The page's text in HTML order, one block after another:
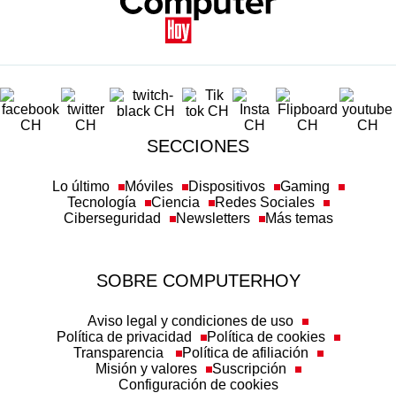
SECCIONES
Lo último Móviles Dispositivos
Gaming
Tecnología
Ciencia
Redes Sociales
Ciberseguridad
Newsletters Más temas
SOBRE COMPUTERHOY
Aviso legal y condiciones de uso
Política de privacidad
Política de cookies
Transparencia
Política de afiliación
Misión y valores
Suscripción
Configuración de cookies